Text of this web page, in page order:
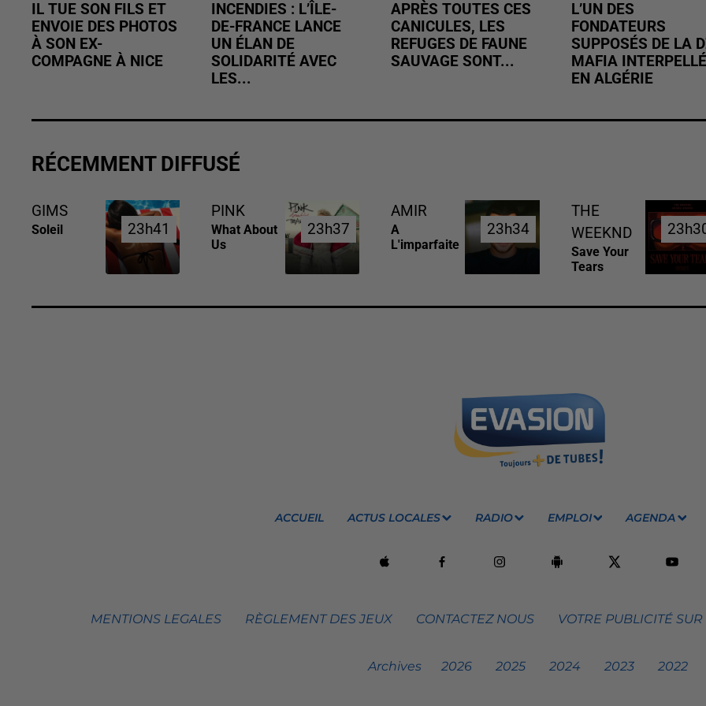
IL TUE SON FILS ET
ENVOIE DES PHOTOS
À SON EX-
COMPAGNE À NICE
INCENDIES : L’ÎLE-
DE-FRANCE LANCE
UN ÉLAN DE
SOLIDARITÉ AVEC
LES...
APRÈS TOUTES CES
CANICULES, LES
REFUGES DE FAUNE
SAUVAGE SONT...
L’UN DES
FONDATEURS
SUPPOSÉS DE LA
MAFIA INTERPELLÉ
EN ALGÉRIE
RÉCEMMENT DIFFUSÉ
GIMS
Soleil 23h41
23h41
PINK
What About
Us
23h37
23h37
AMIR
A
L'imparfaite
23h34
23h34
THE
WEEKND
Save Your
Tears
ACCUEIL ACTUS LOCALES RADIO EMPLOI AGENDA
MENTIONS LEGALES RÈGLEMENT DES JEUX CONTACTEZ NOUS VOTRE PUBLICITÉ
Archives 2026 2025 2024 2023 2022